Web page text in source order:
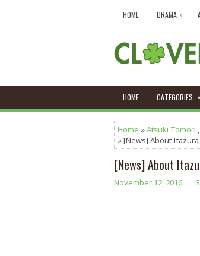
HOME DRAMA »
HOME CATEGORIES »
Home »Atsuki Tomori ,
» [News] About
[News] About
November 12, 2016